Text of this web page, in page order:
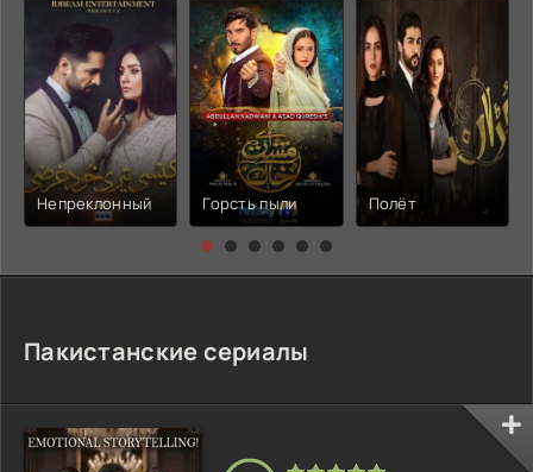
Непреклонный Горсть пыли Полёт
Пакистанские сериалы